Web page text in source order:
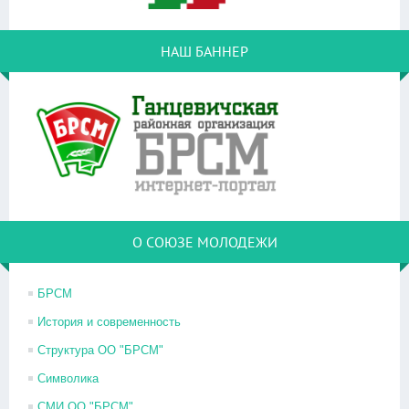
НАШ БАННЕР
О СОЮЗЕ МОЛОДЕЖИ
БРСМ
История и современность
Структура ОО "БРСМ"
Символика